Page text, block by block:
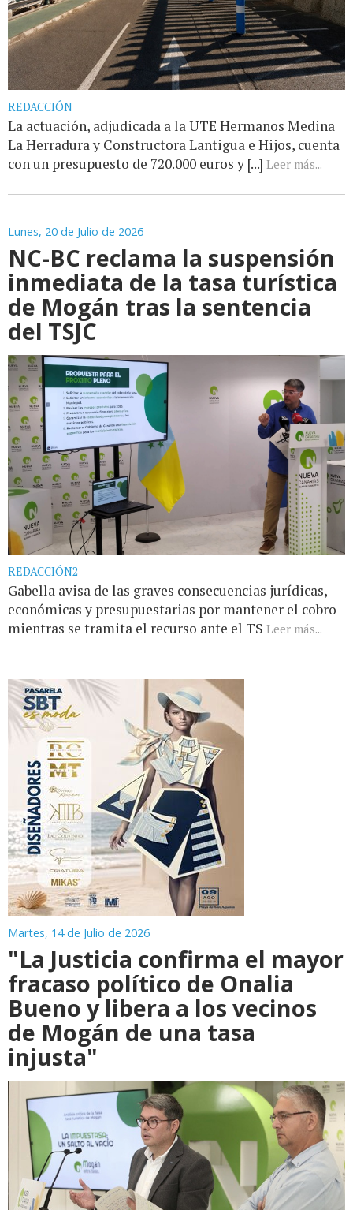
REDACCIÓN
La actuación, adjudicada a la UTE Hermanos Medina
La Herradura y Constructora Lantigua e Hijos, cuenta
con un presupuesto de 720.000 euros y [...] Leer más...
Lunes, 20 de Julio de 2026
NC-BC reclama la suspensión
inmediata de la tasa turística
de Mogán tras la sentencia
del TSJC
REDACCIÓN2
Gabella avisa de las graves consecuencias jurídicas,
económicas y presupuestarias por mantener el cobro
mientras se tramita el recurso ante el TS Leer más...
Martes, 14 de Julio de 2026
"La Justicia confirma el mayor
fracaso político de Onalia
Bueno y libera a los vecinos
de Mogán de una tasa
injusta"